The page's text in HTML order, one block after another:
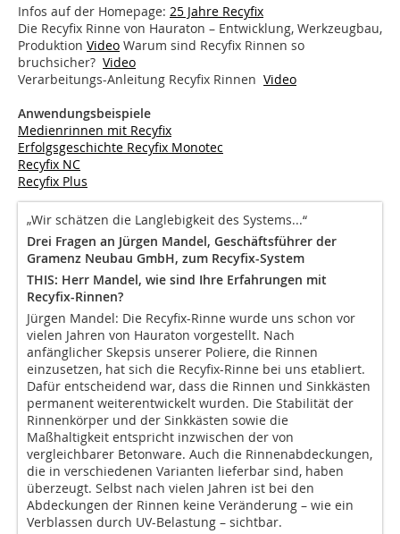
Infos auf der Homepage: 25 Jahre Recyfix
Die Recyfix Rinne von Hauraton – Entwicklung, Werkzeugbau,
Produktion Video Warum sind Recyfix Rinnen so
bruchsicher? Video
Verarbeitungs-Anleitung Recyfix Rinnen Video
Anwendungsbeispiele
Medienrinnen mit Recyfix
Erfolgsgeschichte Recyfix Monotec
Recyfix NC
Recyfix Plus
„Wir schätzen die Langlebigkeit des Systems...“
Drei Fragen an Jürgen Mandel, Geschäftsführer der
Gramenz Neubau GmbH, zum Recyfix-System
THIS: Herr Mandel, wie sind Ihre Erfahrungen mit
Recyfix-Rinnen?
Jürgen Mandel: Die Recyfix-Rinne wurde uns schon vor
vielen Jahren von Hauraton vorgestellt. Nach
anfänglicher Skepsis unserer Poliere, die Rinnen
einzusetzen, hat sich die Recyfix-Rinne bei uns etabliert.
Dafür entscheidend war, dass die Rinnen und Sinkkästen
permanent weiterentwickelt wurden. Die Stabilität der
Rinnenkörper und der Sinkkästen sowie die
Maßhaltigkeit entspricht inzwischen der von
vergleichbarer Betonware. Auch die Rinnenabdeckungen,
die in verschiedenen Varianten lieferbar sind, haben
überzeugt. Selbst nach vielen Jahren ist bei den
Abdeckungen der Rinnen keine Veränderung – wie ein
Verblassen durch UV-Belastung – sichtbar.